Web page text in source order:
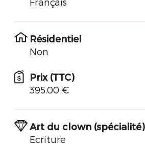
Résidentiel
Non
Prix (TTC)
395.00 €
Art du clown (spécialité)
Ecriture